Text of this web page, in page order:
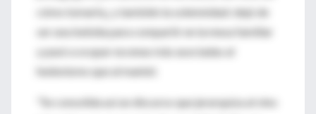
cómo tomarlo¿ y también la solemnidad: dejó de
ser una bebida para compartir en la mesa familiar
y pasó a ocupar escenas más asociadas al
hedonismo que al mantel.
"Se consolida así un discurso que jerarquiza al vino